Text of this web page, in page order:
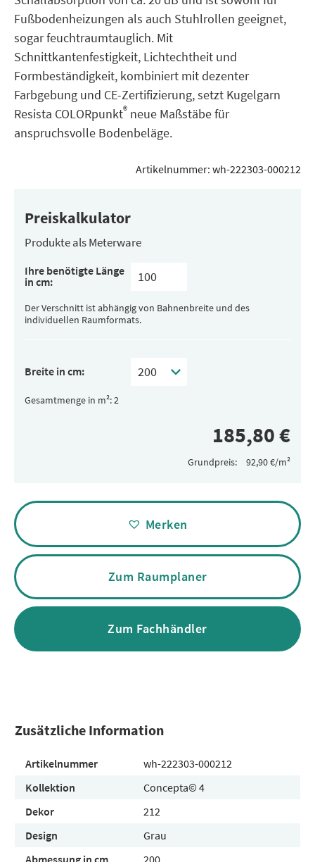
Fußbodenheizungen als auch Stuhlrollen geeignet,
sogar feuchtraumtauglich. Mit
Schnittkantenfestigkeit, Lichtechtheit und
Formbeständigkeit, kombiniert mit dezenter
Farbgebung und CE-Zertifizierung, setzt Kugelgarn
Resista COLORpunkt® neue Maßstäbe für
anspruchsvolle Bodenbeläge.
Artikelnummer: wh-222303-000212
Preiskalkulator
Produkte als Meterware
Ihre benötigte Länge
in cm:
Der Verschnitt ist abhängig von Bahnenbreite und des
individuellen Raumformats.
Breite in cm:
Gesamtmenge in m²:
Grundpreis:
Alternative:
Merken
Zum Raumplaner
Zum Fachhändler
Zusätzliche Information
Artikelnummer
wh-222303-000212
Kollektion
Concepta© 4
Dekor
212
Design
Grau
Abmessung in cm
200